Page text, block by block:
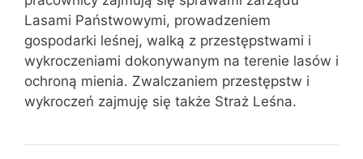
Lasami Państwowymi, prowadzeniem
gospodarki leśnej, walką z przestępstwami i
wykroczeniami dokonywanym na terenie lasów i
ochroną mienia. Zwalczaniem przestępstw i
wykroczeń zajmuję się także Straż Leśna.